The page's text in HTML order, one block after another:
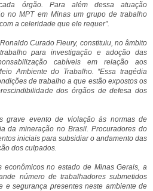
órgão. Para além dessa atuação
no MPT em Minas um grupo de trabalho
a celeridade que ele requer”.
Curado Fleury, constituiu, no âmbito
para investigação e adoção das
cabíveis em relação aos
Ambiente do Trabalho. “Essa tragédia
de trabalho a que estão expostos os
dos órgãos de defesa dos
grave evento de violação às normas de
da mineração no Brasil. Procuradores do
iniciais para subsidiar o andamento das
dos culpados.
econômicos no estado de Minas Gerais, a
número de trabalhadores submetidos
e segurança presentes neste ambiente de